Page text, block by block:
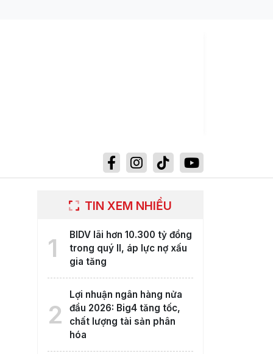
TIN XEM NHIỀU
1
BIDV lãi hơn 10.300 tỷ đồng
trong quý II, áp lực nợ xấu
gia tăng
2
Lợi nhuận ngân hàng nửa
đầu 2026: Big4 tăng tốc,
chất lượng tài sản phân
hóa